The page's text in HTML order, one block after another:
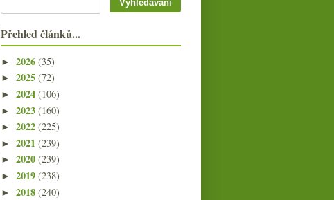
Přehled článků...
► 2026 (35)
► 2025 (72)
► 2024 (106)
► 2023 (160)
► 2022 (225)
► 2021 (239)
► 2020 (239)
► 2019 (238)
► 2018 (240)